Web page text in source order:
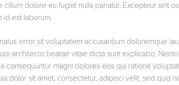
dolore eu fugiat nulla pariatur. Excepteur sint
id est laborum.
error sit voluptatem accusantium doloremque
architecto beatae vitae dicta sunt explicabo.
consequuntur magni dolores eos qui ratione
dolor sit amet, consectetur, adipisci velit, sed quia